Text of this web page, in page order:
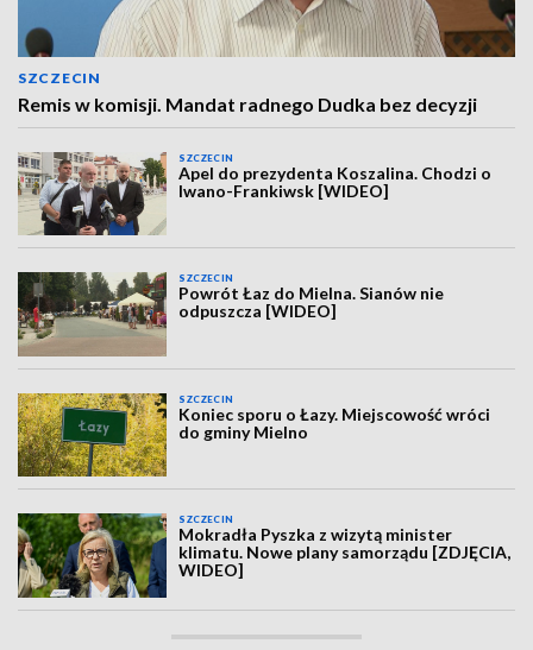
SZCZECIN
Remis w komisji. Mandat radnego Dudka bez decyzji
SZCZECIN
Apel do prezydenta Koszalina. Chodzi o
Iwano-Frankiwsk [WIDEO]
SZCZECIN
Powrót Łaz do Mielna. Sianów nie
odpuszcza [WIDEO]
SZCZECIN
Koniec sporu o Łazy. Miejscowość wróci
do gminy Mielno
SZCZECIN
Mokradła Pyszka z wizytą minister
klimatu. Nowe plany samorządu [ZDJĘCIA,
WIDEO]